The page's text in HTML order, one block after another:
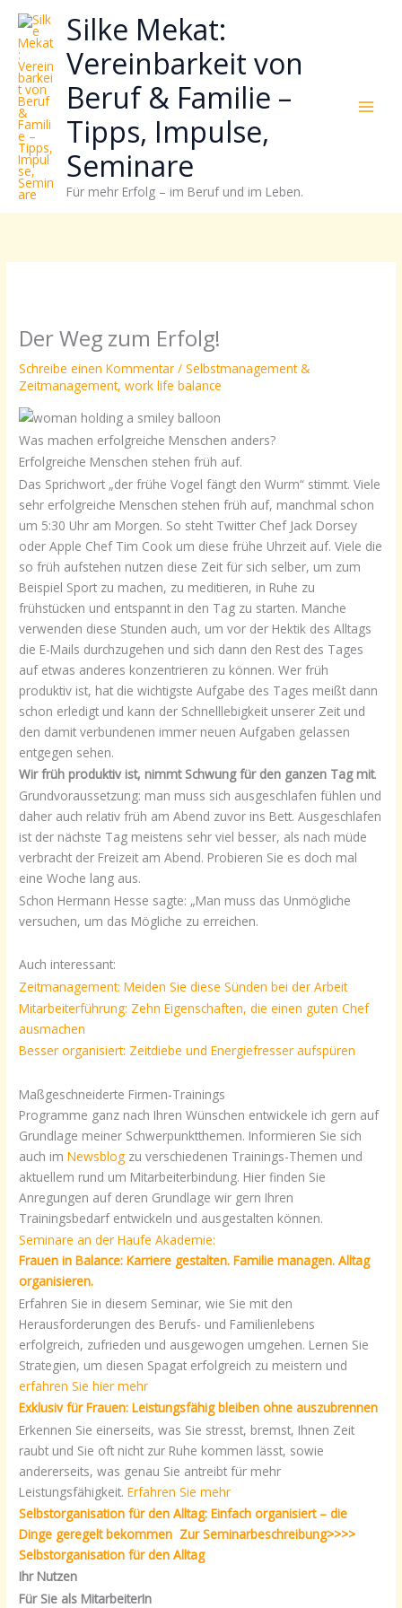
Zum
Inhalt
springen
Silke Mekat:
Vereinbarkeit von
Beruf & Familie –
Tipps, Impulse,
Seminare
Für mehr Erfolg – im Beruf und im Leben.
Der Weg zum Erfolg!
Schreibe einen Kommentar /Selbstmanagement &
Zeitmanagement,work life balance
Was machen erfolgreiche Menschen anders?
Erfolgreiche Menschen stehen früh auf.
Das Sprichwort „der frühe Vogel fängt den Wurm“ stimmt. Viele
sehr erfolgreiche Menschen stehen früh auf, manchmal schon
um 5:30 Uhr am Morgen. So steht Twitter Chef Jack Dorsey
oder Apple Chef Tim Cook um diese frühe Uhrzeit auf. Viele die
so früh aufstehen nutzen diese Zeit für sich selber, um zum
Beispiel Sport zu machen, zu meditieren, in Ruhe zu
frühstücken und entspannt in den Tag zu starten. Manche
verwenden diese Stunden auch, um vor der Hektik des Alltags
die E-Mails durchzugehen und sich dann den Rest des Tages
auf etwas anderes konzentrieren zu können. Wer früh
produktiv ist, hat die wichtigste Aufgabe des Tages meißt dann
schon erledigt und kann der Schnelllebigkeit unserer Zeit und
den damit verbundenen immer neuen Aufgaben gelassen
entgegen sehen.
Wir früh produktiv ist, nimmt Schwung für den ganzen Tag mit.
Grundvoraussetzung: man muss sich ausgeschlafen fühlen und
daher auch relativ früh am Abend zuvor ins Bett. Ausgeschlafen
ist der nächste Tag meistens sehr viel besser, als nach müde
verbracht der Freizeit am Abend. Probieren Sie es doch mal
eine Woche lang aus.
Schon Hermann Hesse sagte: „Man muss das Unmögliche
versuchen, um das Mögliche zu erreichen.
Auch interessant:
Zeitmanagement: Meiden Sie diese Sünden bei der Arbeit
Mitarbeiterführung: Zehn Eigenschaften, die einen guten Chef
ausmachen
Besser organisiert: Zeitdiebe und Energiefresser aufspüren
Maßgeschneiderte Firmen-Trainings
Programme ganz nach Ihren Wünschen entwickele ich gern auf
Grundlage meiner Schwerpunktthemen. Informieren Sie sich
auch imNewsblog zu verschiedenen Trainings-Themen und
aktuellem rund um Mitarbeiterbindung. Hier finden Sie
Anregungen auf deren Grundlage wir gern Ihren
Trainingsbedarf entwickeln und ausgestalten können.
Seminare an der Haufe Akademie:
Frauen in Balance: Karriere gestalten. Familie managen. Alltag
organisieren.
Erfahren Sie in diesem Seminar, wie Sie mit den
Herausforderungen des Berufs- und Familienlebens
erfolgreich, zufrieden und ausgewogen umgehen. Lernen Sie
Strategien, um diesen Spagat erfolgreich zu meistern und
erfahren Sie hier mehr
Exklusiv für Frauen: Leistungsfähig bleiben ohne auszubrennen
Erkennen Sie einerseits, was Sie stresst, bremst, Ihnen Zeit
raubt und Sie oft nicht zur Ruhe kommen lässt, sowie
andererseits, was genau Sie antreibt für mehr
Leistungsfähigkeit.Erfahren Sie mehr
Selbstorganisation für den Alltag: Einfach organisiert – die
Dinge geregelt bekommen Zur Seminarbeschreibung>>>>
Selbstorganisation für den Alltag
Ihr Nutzen
Für Sie als MitarbeiterIn
wie
sich
Stress
reduzieren
Energie
gezielter
einsetzen
lässt?
Einfach